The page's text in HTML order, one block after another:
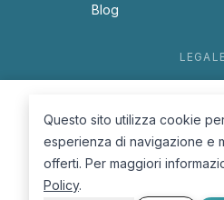
Blog
Cookie
Questo sito utilizza cookie
esperienza di navigazione e
offerti. Per maggiori
Policy.